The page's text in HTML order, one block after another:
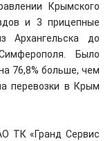
Крымского
и 3 прицепные
Архангельска до
Было
76,8% больше, чем
перевозки в Крым
ТК «Гранд Сервис